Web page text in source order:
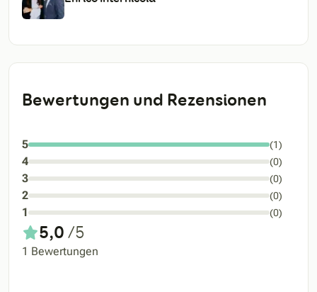
Bewertungen und Rezensionen
5 (1)
4 (0)
3 (0)
2 (0)
1 (0)
5,0 /5
1 Bewertungen